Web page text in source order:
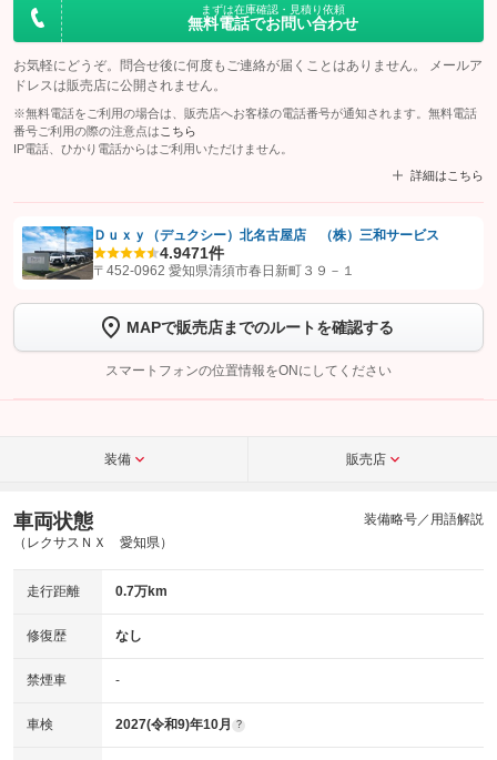
まずは在庫確認・見積り依頼
無料電話でお問い合わせ
お気軽にどうぞ。問合せ後に何度もご連絡が届くことはありません。 メールア
ドレスは販売店に公開されません。
※無料電話をご利用の場合は、販売店へお客様の電話番号が通知されます。無料電話
番号ご利用の際の注意点は こちら
IP電話、ひかり電話からはご利用いただけません。
詳細はこちら
【STEP1】認証画面でグーネットを友だち追加してから「許可する」ボタンを押
トーク画面で
ボタンをタップして問い合わせを
完了してください。
こちら
Ｄｕｘｙ（デュクシー）北名古屋店 （株）三和サービス
4.9471件
〒452-0962 愛知県清須市春日新町３９－１
MAPで販売店までのルートを確認する
スマートフォンの位置情報をONにしてください
装備 販売店
車両状態
（レクサスＮＸ 愛知県）
装備略号／用語解説
走行距離 0.7万km
修復歴 なし
禁煙車 -
車検 2027(令和9)年10月 ?